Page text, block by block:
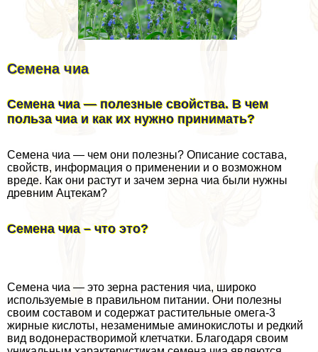
Семена чиа
Семена чиа — полезные свойства. В чем
польза чиа и как их нужно принимать?
Семена чиа — чем они полезны? Описание состава,
свойств, информация о применении и о возможном
вреде. Как они растут и зачем зерна чиа были нужны
древним Ацтекам?
Семена чиа – что это?
Семена чиа — это зерна растения чиа, широко
используемые в правильном питании. Они полезны
своим составом и содержат растительные омега-3
жирные кислоты, незаменимые аминокислоты и редкий
вид водонерастворимой клетчатки. Благодаря своим